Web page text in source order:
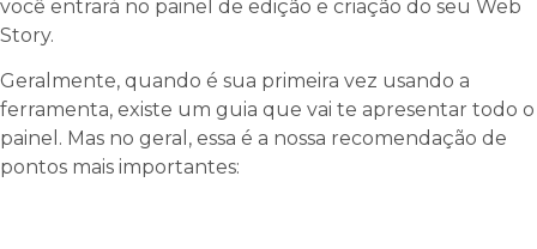
você entrará no painel de edição e criação do seu Web
Story.
Geralmente, quando é sua primeira vez usando a
ferramenta, existe um guia que vai te apresentar todo o
painel. Mas no geral, essa é a nossa recomendação de
pontos mais importantes: